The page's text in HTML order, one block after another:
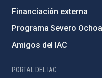
Financiación externa
Programa Severo Ochoa
Amigos del IAC
PORTAL DEL IAC